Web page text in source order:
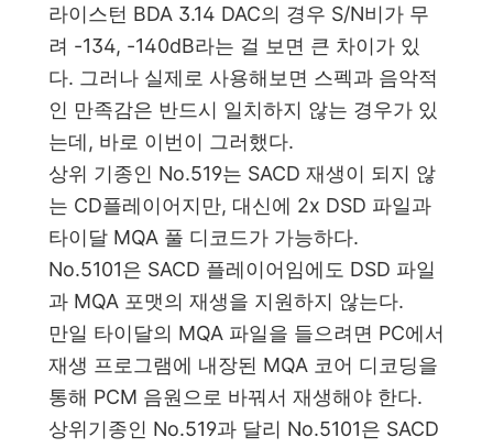
라이스턴 BDA 3.14 DAC의 경우 S/N비가 무
려 -134, -140dB라는 걸 보면 큰 차이가 있
다. 그러나 실제로 사용해보면 스펙과 음악적
인 만족감은 반드시 일치하지 않는 경우가 있
는데, 바로 이번이 그러했다.
상위 기종인 No.519는 SACD 재생이 되지 않
는 CD플레이어지만, 대신에 2x DSD 파일과
타이달 MQA 풀 디코드가 가능하다.
No.5101은 SACD 플레이어임에도 DSD 파일
과 MQA 포맷의 재생을 지원하지 않는다.
만일 타이달의 MQA 파일을 들으려면 PC에서
재생 프로그램에 내장된 MQA 코어 디코딩을
통해 PCM 음원으로 바꿔서 재생해야 한다.
상위기종인 No.519과 달리 No.5101은 SACD